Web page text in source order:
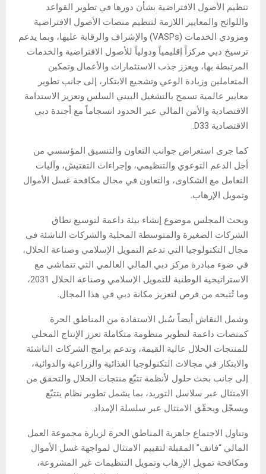
تنظيم الأصول الافتراضية بشأن دورها في تطوير القواعد
واللوائح والمعايير اللازمة لتنظيم منصات الأصول الافتراضية
ومزودي الخدمات (VASPs) والإشراف والرقابة عليها، وبما يدعم
ترسيخ دبي مركزاً إقليمياً ودولياً للأصول الافتراضية والخدمات
المرتبطة بها، ويعزز جذب الاستثمارات والأعمال وتمكين
المتعاملين وزيادة الوعي وتشجيع الابتكار، إلى جانب تطوير
معايير عالمية تسمح بالتشغيل البيني السلس وتعزيز الاستدامة
الاقتصادية والأمن المالي عبر الحدود انسجاماً مع أجندة دبي
الاقتصادية D33.
كما جرى استعراض جوانب التعاون والتنسيق المؤسسي من
أجل الدعم التوعوي والتنظيمي، وإجراءات التفتيش، وآليات
التعامل مع الشكاوى، والتعاون في مجال مكافحة غسل الأموال
وتمويل الإرهاب.
وبحث المجلس موضوع إنشاء بيئة داعمة لتوسيع نطاق
الشركات الصغيرة والمتوسطة المحلية والشركات الناشئة في
مجال التكنولوجيا التي تدعم التمويل الإسلامي وصناعة الحلال،
في ضوء مبادرة مركز دبي المالي العالمي التي تتماشى مع
الاستراتيجية الوطنية للتمويل الإسلامي وصناعة الحلال 2031،
وما تُتيحه من فرص لتعزيز مكانة دبي في هذا المجال.
وشمل النقاش أيضاً سُبل الاستفادة من المناطق الحرة
كمنصات داعمة لتطوير منظومة متكاملة تعزز الإنتاج المحلي
للمنتجات الحلال عالية القيمة، وتدعم برامج الشركات الناشئة
والابتكار في مجالات التكنولوجيا الغذائية والزراعية والدوائية،
إلى جانب بحث حلول لأنظمة تتبّع منتجات الحلال والتحقق من
الامتثال عبر سلاسل التوريد، بما يشمل تطوير نظام يتتبّع
ويسجّل ويحقّق الامتثال عبر سلسلة الإمداد.
وتناول الاجتماع جاهزية المناطق الحرة لزيارة مجموعة العمل
المالي “فاتف” المقبلة لتقييم الامتثال لمواجهة غسل الأموال
ومكافحة تمويل الإرهاب وتمويل التنظيمات غير المشروعة،